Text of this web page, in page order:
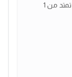
الإجازة السنوية القانوني سنة إجازة (ferieår) تمتد من 1